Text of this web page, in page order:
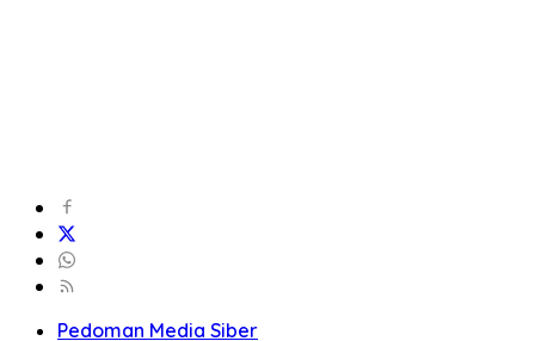
Pedoman Media Siber